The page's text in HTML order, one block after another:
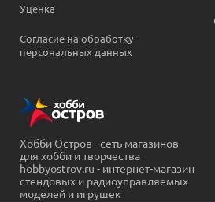
Уценка
Согласие на обработку
персональных данных
Хобби Остров - сеть магазинов
для хобби и творчества
hobbyostrov.ru - интернет-магазин
стендовых и радиоуправляемых
моделей и игрушек